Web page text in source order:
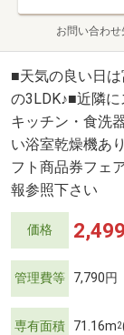
お問い合わせ
■天気の良い日
の3LDK♪■近隣
キッチン・食洗
い浴室乾燥機あ
フト商品券フェ
報参照下さい
価格 2,499
管理費等 7,790円
専有面積 71.16m2